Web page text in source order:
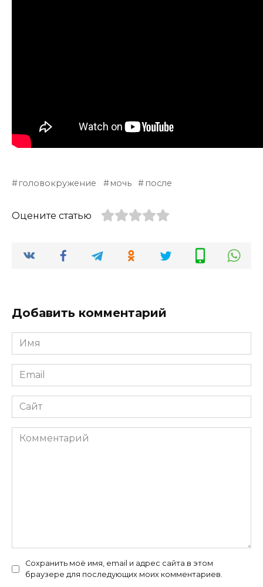
головокружение мочь после
Оцените статью
Добавить комментарий
Имя
*
Email
*
Сайт
Комментарий
Сохранить моё имя, email и адрес сайта в этом
браузере для последующих моих комментариев.